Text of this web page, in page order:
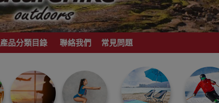
產品分類目錄 聯絡我們 常見問題